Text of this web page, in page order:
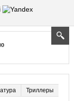
Триллеры